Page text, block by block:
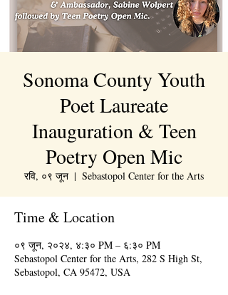
Sonoma County Youth
Poet Laureate
Inauguration & Teen
Poetry Open Mic
रवि, ०९ जून
  |
Sebastopol Center for the Arts
Time & Location
०९ जून, २०२४, ४:३० PM – ६:३० PM
Sebastopol Center for the Arts, 282 S High St,
Sebastopol, CA 95472, USA